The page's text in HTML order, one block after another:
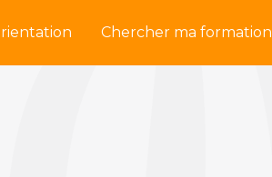
Chercher ma formation